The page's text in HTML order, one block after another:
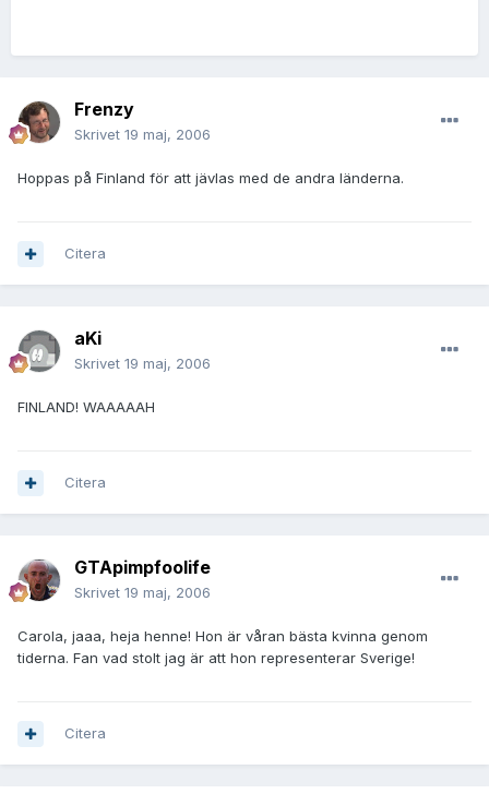
Frenzy
Skrivet 19 maj, 2006
Hoppas på Finland för att jävlas med de andra länderna.
Citera
aKi
Skrivet 19 maj, 2006
FINLAND! WAAAAAH
Citera
GTApimpfoolife
Skrivet 19 maj, 2006
Carola, jaaa, heja henne! Hon är våran bästa kvinna genom
tiderna. Fan vad stolt jag är att hon representerar Sverige!
Citera